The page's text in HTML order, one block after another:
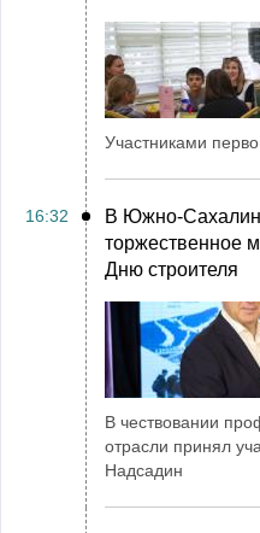
Участниками
16:32
В Южно-
торжественное
Дню строителя
В чествовании
отрасли принял
Надсадин